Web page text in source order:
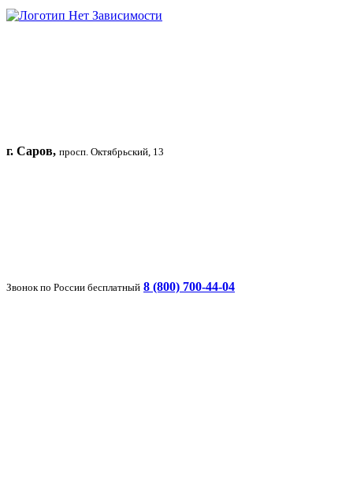
г. Саров, просп. Октябрьский, 13
Звонок по России бесплатный 8 (800) 700-44-04